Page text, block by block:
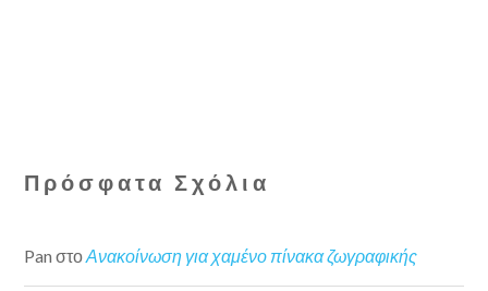
Πρόσφατα Σχόλια
Pan στοΑνακοίνωση για χαμένο πίνακα ζωγραφικής